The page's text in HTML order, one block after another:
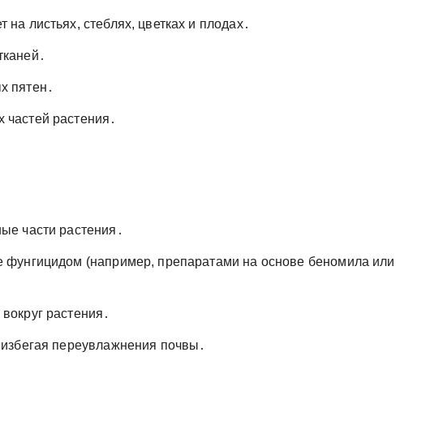
листьях, стеблях, цветках и плодах․
пятен․
растения․
части растения․
фунгицидом (например, препаратами на основе беномила или
растения․
переувлажнения почвы․